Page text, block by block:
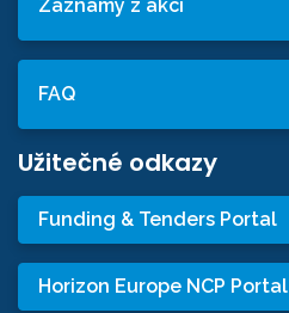
Záznamy z akcí
FAQ
Užitečné odkazy
Funding & Tenders Portal
Horizon Europe NCP Portal